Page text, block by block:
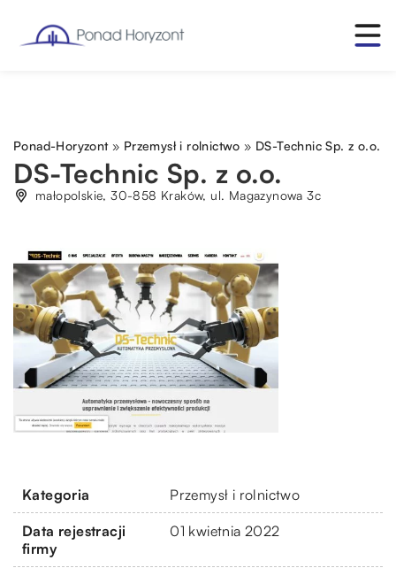
Ponad-Horyzont» Przemysł i rolnictwo » DS-Technic Sp. z o.o.
DS-Technic Sp. z o.o.
małopolskie, 30-858 Kraków, ul. Magazynowa 3c
Kategoria Przemysł i rolnictwo
Data rejestracji
firmy
01 kwietnia 2022